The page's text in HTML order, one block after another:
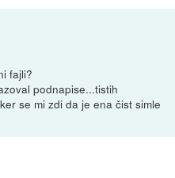
fajli?
podnapise...tistih
se mi zdi da je ena čist simle